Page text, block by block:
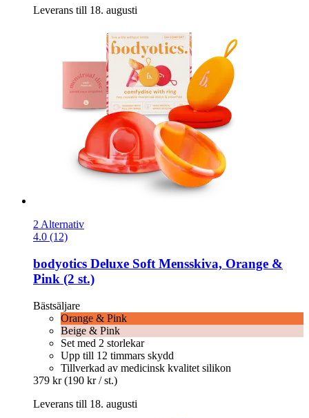
Leverans till 18. augusti
2 Alternativ
4.0 (12)
bodyotics Deluxe Soft Mensskiva, Orange &
Pink (2 st.)
Bästsäljare
Orange & Pink
Beige & Pink
Set med 2 storlekar
Upp till 12 timmars skydd
Tillverkad av medicinsk kvalitet silikon
379 kr (190 kr / st.)
Leverans till 18. augusti